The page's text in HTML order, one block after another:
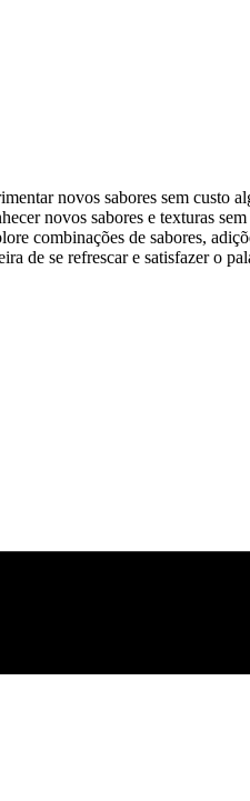
novos sabores sem custo
novos sabores e texturas
combinações de sabores,
de se refrescar e satisfazer o